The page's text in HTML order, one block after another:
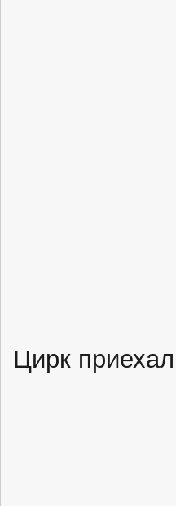
Цирк приехал